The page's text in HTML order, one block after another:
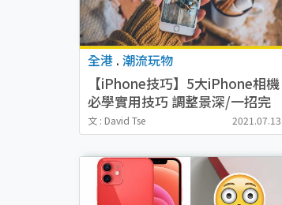
全港 . 潮流玩物
【iPhone技巧】5大iPhone相機
必學實用技巧 調整景深/一招完
美隱藏私人照片
文 : David Tse 2021.07.13